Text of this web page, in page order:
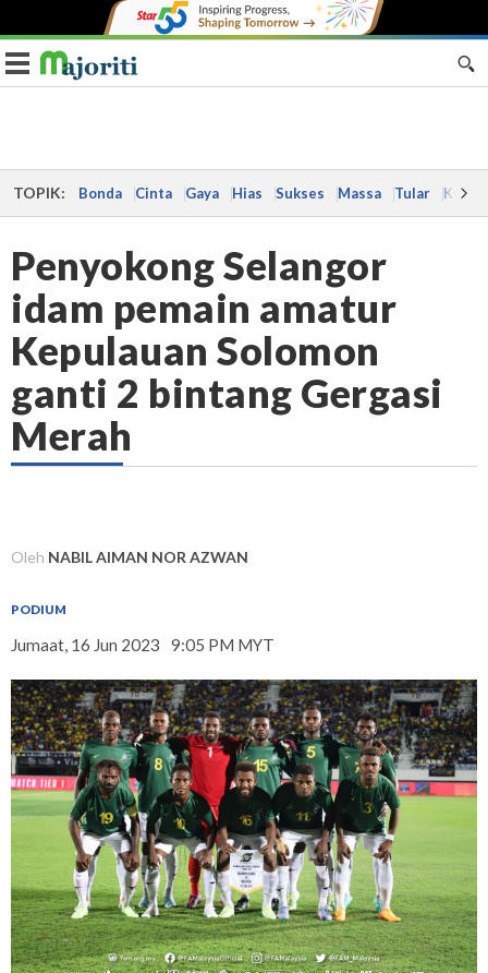
Toggle navigation
TOPIK: Bonda Cinta Gaya Hias Sukses Massa Tular Kes
Penyokong Selangor
idam pemain amatur
Kepulauan Solomon
ganti 2 bintang Gergasi
Merah
Oleh NABIL AIMAN NOR AZWAN
PODIUM
Jumaat, 16 Jun 2023 9:05 PM MYT